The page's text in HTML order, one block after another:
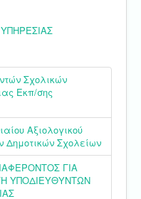
Σχολικών
Εκπ/σης
Αξιολογικού
Δημοτικών Σχολείων
ΓΙΑ
ΥΠΟΔΙΕΥΘΥΝΤΩΝ